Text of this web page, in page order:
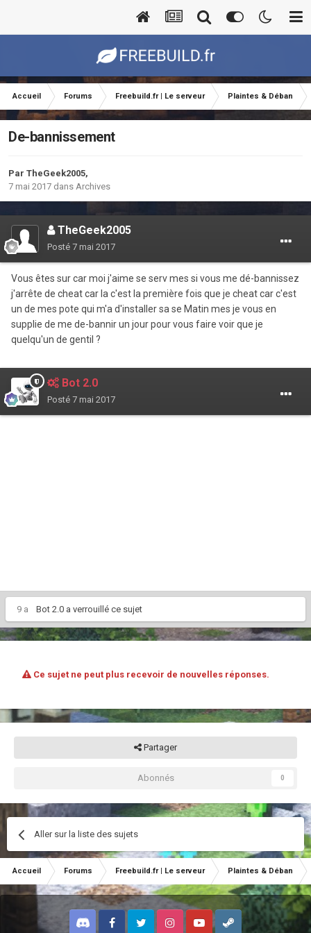
Accueil Forums Freebuild.fr | Le serveur Plaintes & Déban
De-bannissement
Par TheGeek2005,
7 mai 2017 dans Archives
TheGeek2005
Posté 7 mai 2017
Vous êtes sur car moi j'aime se serv mes si vous me dé-bannissez
j'arrête de cheat car la c'est la première fois que je cheat car c'est
un de mes pote qui m'a d'installer sa se Matin mes je vous en
supplie de me de-bannirun jour pour vous faire voir que je
quelqu'un de gentil ?
Bot 2.0
Posté 7 mai 2017
9 a Bot 2.0 a verrouillé ce sujet
Ce sujet ne peut plus recevoir de nouvelles réponses.
Partager
Abonnés 0
Aller sur la liste des sujets
Accueil Forums Freebuild.fr | Le serveur Plaintes & Déban